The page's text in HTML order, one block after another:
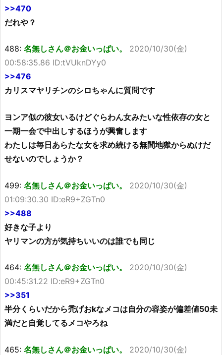
>>470
だれや？
488: 名無しさん＠お金いっぱい。
2020/10/30(金)
00:58:35.86 ID:tVUknDYy0
>>476
カリスマヤリチンのシロちゃんに質問です
ヨンア似の彼女いるけどぐらわん女みたいな性依存の女と
一期一会で中出しするほうが興奮します
わたしは毎日あらたな女を求め続ける無間地獄からぬけだ
せないのでしょうか？
499: 名無しさん＠お金いっぱい。
2020/10/30(金)
01:09:30.30 ID:eR9+ZGTn0
>>488
好きな子より
ヤリマンの方が気持ちいいのは誰でも同じ
464: 名無しさん＠お金いっぱい。
2020/10/30(金)
00:45:31.22 ID:eR9+ZGTn0
>>351
半分くらいだから禿げおkなメコは自分の容姿が偏差値50未
満だと自覚してるメコやろね
465: 名無しさん＠お金いっぱい。
2020/10/30(金)